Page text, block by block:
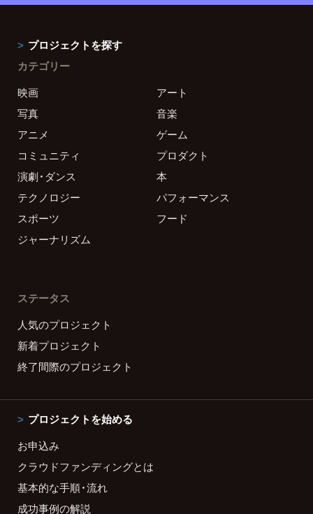
プロジェクトを探す
カテゴリー
映画
アート
写真
音楽
アニメ
ゲーム
コミュニティ
プロダクト
演劇・ダンス
本
テクノロジー
パフォーマンス
スポーツ
フード
ジャーナリズム
ステータス
人気のプロジェクト
新着プロジェクト
終了間際のプロジェクト
プロジェクトを始める
お申込み
クラウドファンディングとは
基本的な手順・流れ
成功事例の解説